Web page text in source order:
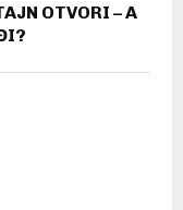
OTVORI – A